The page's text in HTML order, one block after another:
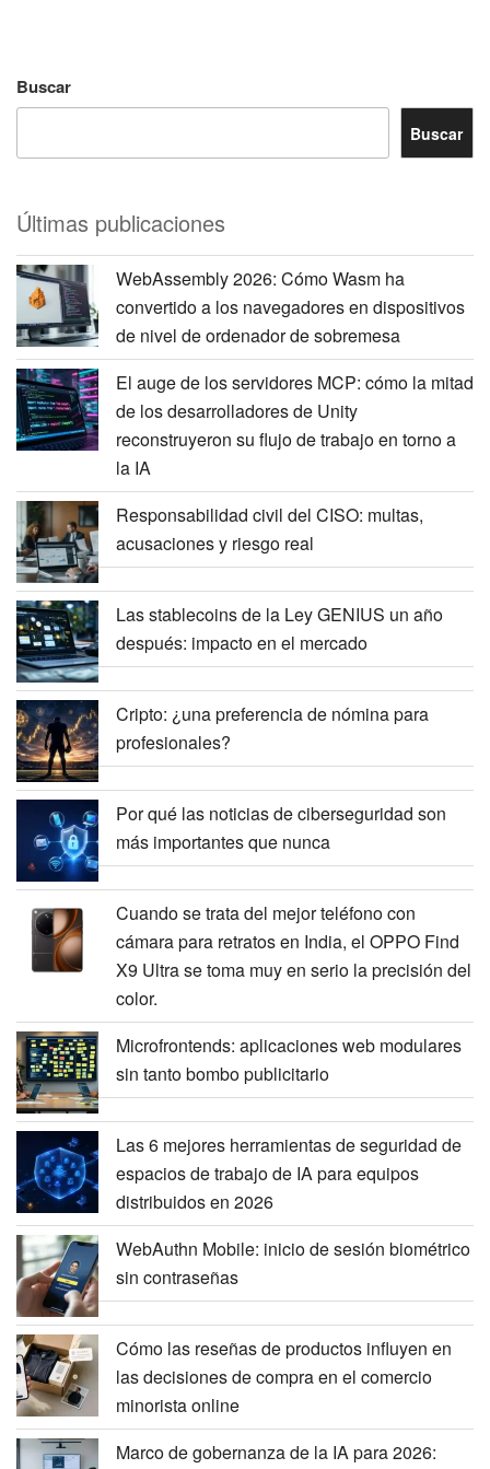
Buscar
Buscar
Últimas publicaciones
WebAssembly 2026: Cómo Wasm ha
convertido a los navegadores en dispositivos
de nivel de ordenador de sobremesa
El auge de los servidores MCP: cómo la mitad
de los desarrolladores de Unity
reconstruyeron su flujo de trabajo en torno a
la IA
Responsabilidad civil del CISO: multas,
acusaciones y riesgo real
Las stablecoins de la Ley GENIUS un año
después: impacto en el mercado
Cripto: ¿una preferencia de nómina para
profesionales?
Por qué las noticias de ciberseguridad son
más importantes que nunca
Cuando se trata del mejor teléfono con
cámara para retratos en India, el OPPO Find
X9 Ultra se toma muy en serio la precisión del
color.
Microfrontends: aplicaciones web modulares
sin tanto bombo publicitario
Las 6 mejores herramientas de seguridad de
espacios de trabajo de IA para equipos
distribuidos en 2026
WebAuthn Mobile: inicio de sesión biométrico
sin contraseñas
Cómo las reseñas de productos influyen en
las decisiones de compra en el comercio
minorista online
Marco de gobernanza de la IA para 2026: